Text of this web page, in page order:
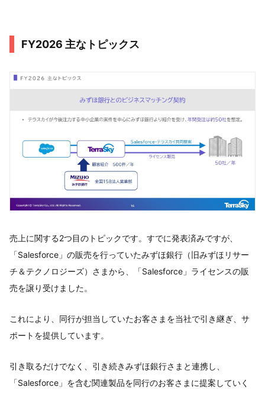
FY2026 主なトピックス
売上に関する2つ目のトピックです。すでに発表済みですが、
「Salesforce」の販売を行っていたみずほ銀行（旧みずほリサー
チ＆テクノロジーズ）さまから、「Salesforce」ライセンスの販
売を譲り受けました。
これにより、同行が担当していたお客さまを当社で引き継ぎ、サ
ポートを提供しています。
引き取るだけでなく、引き続きみずほ銀行さまと連携し、
「Salesforce」を含む関連製品を同行のお客さまに提案していく